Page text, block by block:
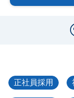
正社員採用